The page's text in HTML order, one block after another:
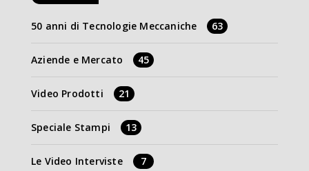
50 anni di Tecnologie Meccaniche 63
Aziende e Mercato 45
Video Prodotti 21
Speciale Stampi 13
Le Video Interviste 7